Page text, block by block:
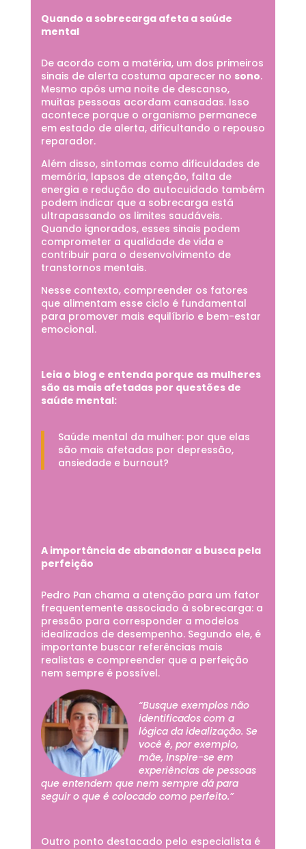
Quando a sobrecarga afeta a saúde
mental
De acordo com a matéria, um dos primeiros
sinais de alerta costuma aparecer no sono.
Mesmo após uma noite de descanso,
muitas pessoas acordam cansadas. Isso
acontece porque o organismo permanece
em estado de alerta, dificultando o repouso
reparador.
Além disso, sintomas como dificuldades de
memória, lapsos de atenção, falta de
energia e redução do autocuidado também
podem indicar que a sobrecarga está
ultrapassando os limites saudáveis.
Quando ignorados, esses sinais podem
comprometer a qualidade de vida e
contribuir para o desenvolvimento de
transtornos mentais.
Nesse contexto, compreender os fatores
que alimentam esse ciclo é fundamental
para promover mais equilíbrio e bem-estar
emocional.
Leia o blog e entenda porque as mulheres
são as mais afetadas por questões de
saúde mental:
Saúde mental da mulher: por que elas
são mais afetadas por depressão,
ansiedade e burnout?
A importância de abandonar a busca pela
perfeição
Pedro Pan chama a atenção para um fator
frequentemente associado à sobrecarga: a
pressão para corresponder a modelos
idealizados de desempenho. Segundo ele, é
importante buscar referências mais
realistas e compreender que a perfeição
nem sempre é possível.
“Busque exemplos não
identificados com a
lógica da idealização. Se
você é, por exemplo,
mãe, inspire-se em
experiências de pessoas
que entendem que nem sempre dá para
seguir o que é colocado como perfeito.”
Outro ponto destacado pelo especialista é